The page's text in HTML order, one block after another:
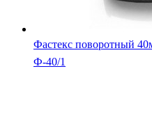
Фастекс поворотный
Ф-40/1